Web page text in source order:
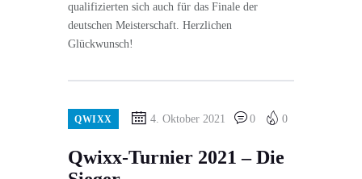
qualifizierten sich auch für das Finale der
deutschen Meisterschaft. Herzlichen
Glückwunsch!
QWIXX 4. Oktober 2021 0 0
Qwixx-Turnier 2021 – Die